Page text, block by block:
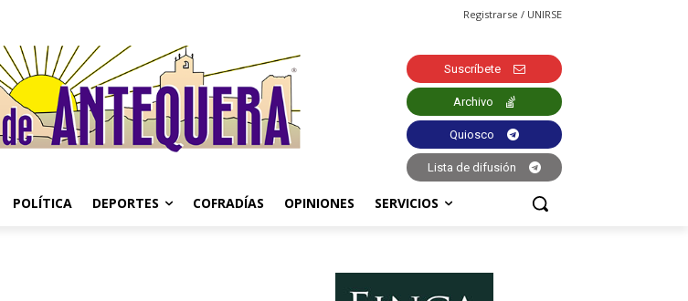
Registrarse / UNIRSE
Suscríbete
Archivo
Quiosco
Lista de difusión
POLÍTICA DEPORTES COFRADÍAS OPINIONES SERVICIOS